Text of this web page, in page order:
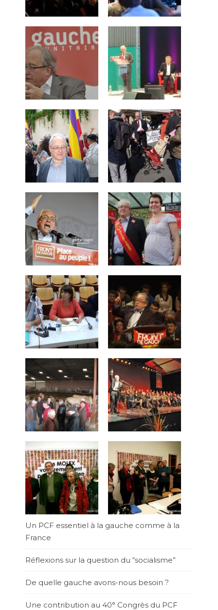
Un PCF essentiel à la gauche comme à la
France
Réflexions sur la question du “socialisme”
De quelle gauche avons-nous besoin ?
Une contribution au 40° Congrès du PCF